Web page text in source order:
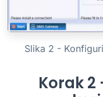
Slika 2 -
Korak 2